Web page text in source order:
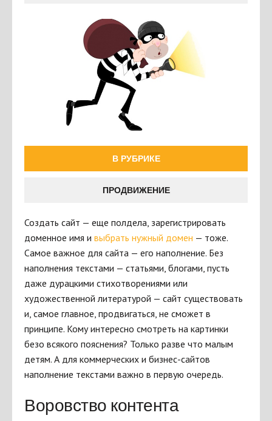
В РУБРИКЕ
ПРОДВИЖЕНИЕ
Создать сайт — еще полдела, зарегистрировать
доменное имя и выбрать нужный домен — тоже.
Самое важное для сайта — его наполнение. Без
наполнения текстами — статьями, блогами, пусть
даже дурацкими стихотворениями или
художественной литературой — сайт существовать
и, самое главное, продвигаться, не сможет в
принципе. Кому интересно смотреть на картинки
безо всякого пояснения? Только разве что малым
детям. А для коммерческих и бизнес-сайтов
наполнение текстами важно в первую очередь.
Воровство контента